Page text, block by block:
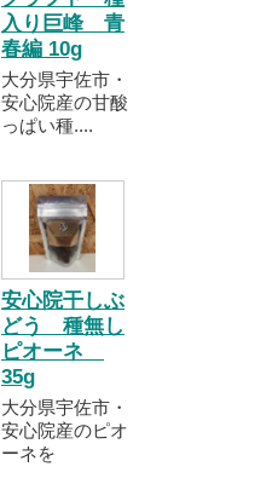
入り巨峰 青
春編 10g
大分県宇佐市・
安心院産の甘酸
っぱい種....
安心院干しぶ
どう 種無し
ピオーネ
35g
大分県宇佐市・
安心院産のピオ
ーネを